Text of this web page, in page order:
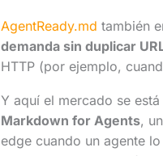
AgentReady.md también
demanda sin duplicar
HTTP (por ejemplo,
Y aquí el mercado se
Markdown for Agents,
edge cuando un agente